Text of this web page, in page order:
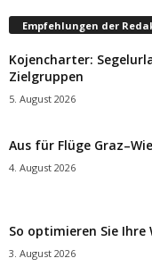
Empfehlungen der
Kojencharter:
Zielgruppen
5. August 2026
Aus für Flüge
4. August 2026
So optimieren Sie Ihre
3. August 2026